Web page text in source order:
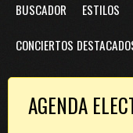
BUSCADOR ESTILOS
CONCIERTOS
AGENDA